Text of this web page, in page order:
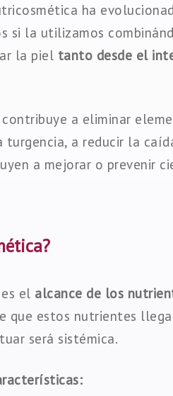
ha
si la utilizamos
la piel tanto desde el
contribuye a eliminar
a reducir la
a mejorar o prevenir
es el alcance de los
que estos nutrientes
será sistémica.